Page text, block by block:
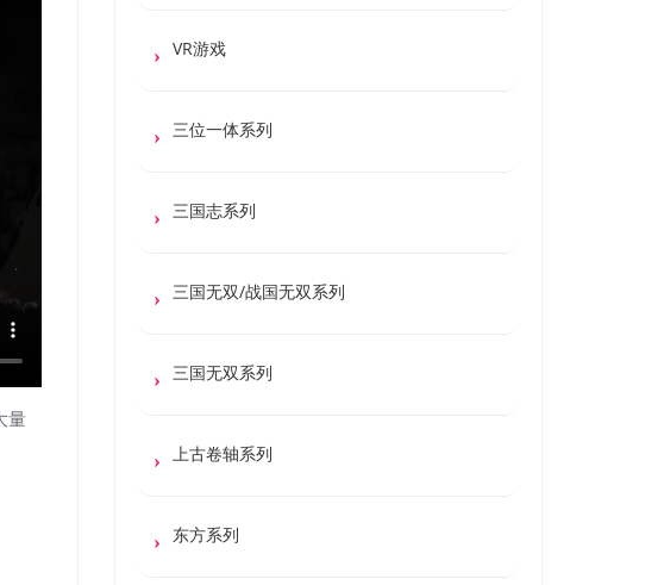
量
VR游戏
三位一体系列
三国志系列
三国无双/战国无双系列
三国无双系列
上古卷轴系列
东方系列